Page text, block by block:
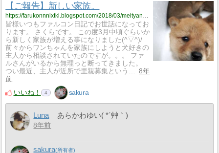
【ご報告】新しい家族。
皆様いつもファルコン日記でお世話になってお
ります。 さくらです。 この度3月中頃ぐらいか
ら新しく家族が増える事になりました(^▽^)/
前々からワンちゃんを家族にしようと犬好きの
主人から相談されていたのですが。。。 ファ
ルさんがいるから無理っと断ってきました。
つい最近、主人が近所で里親募集という…
8年
前
いいね！
4 sakura
Luna あらかわゆい( *´艸｀)
8年前
sakura